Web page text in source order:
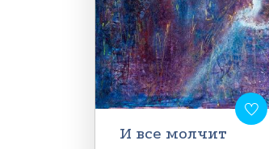
И все молчит